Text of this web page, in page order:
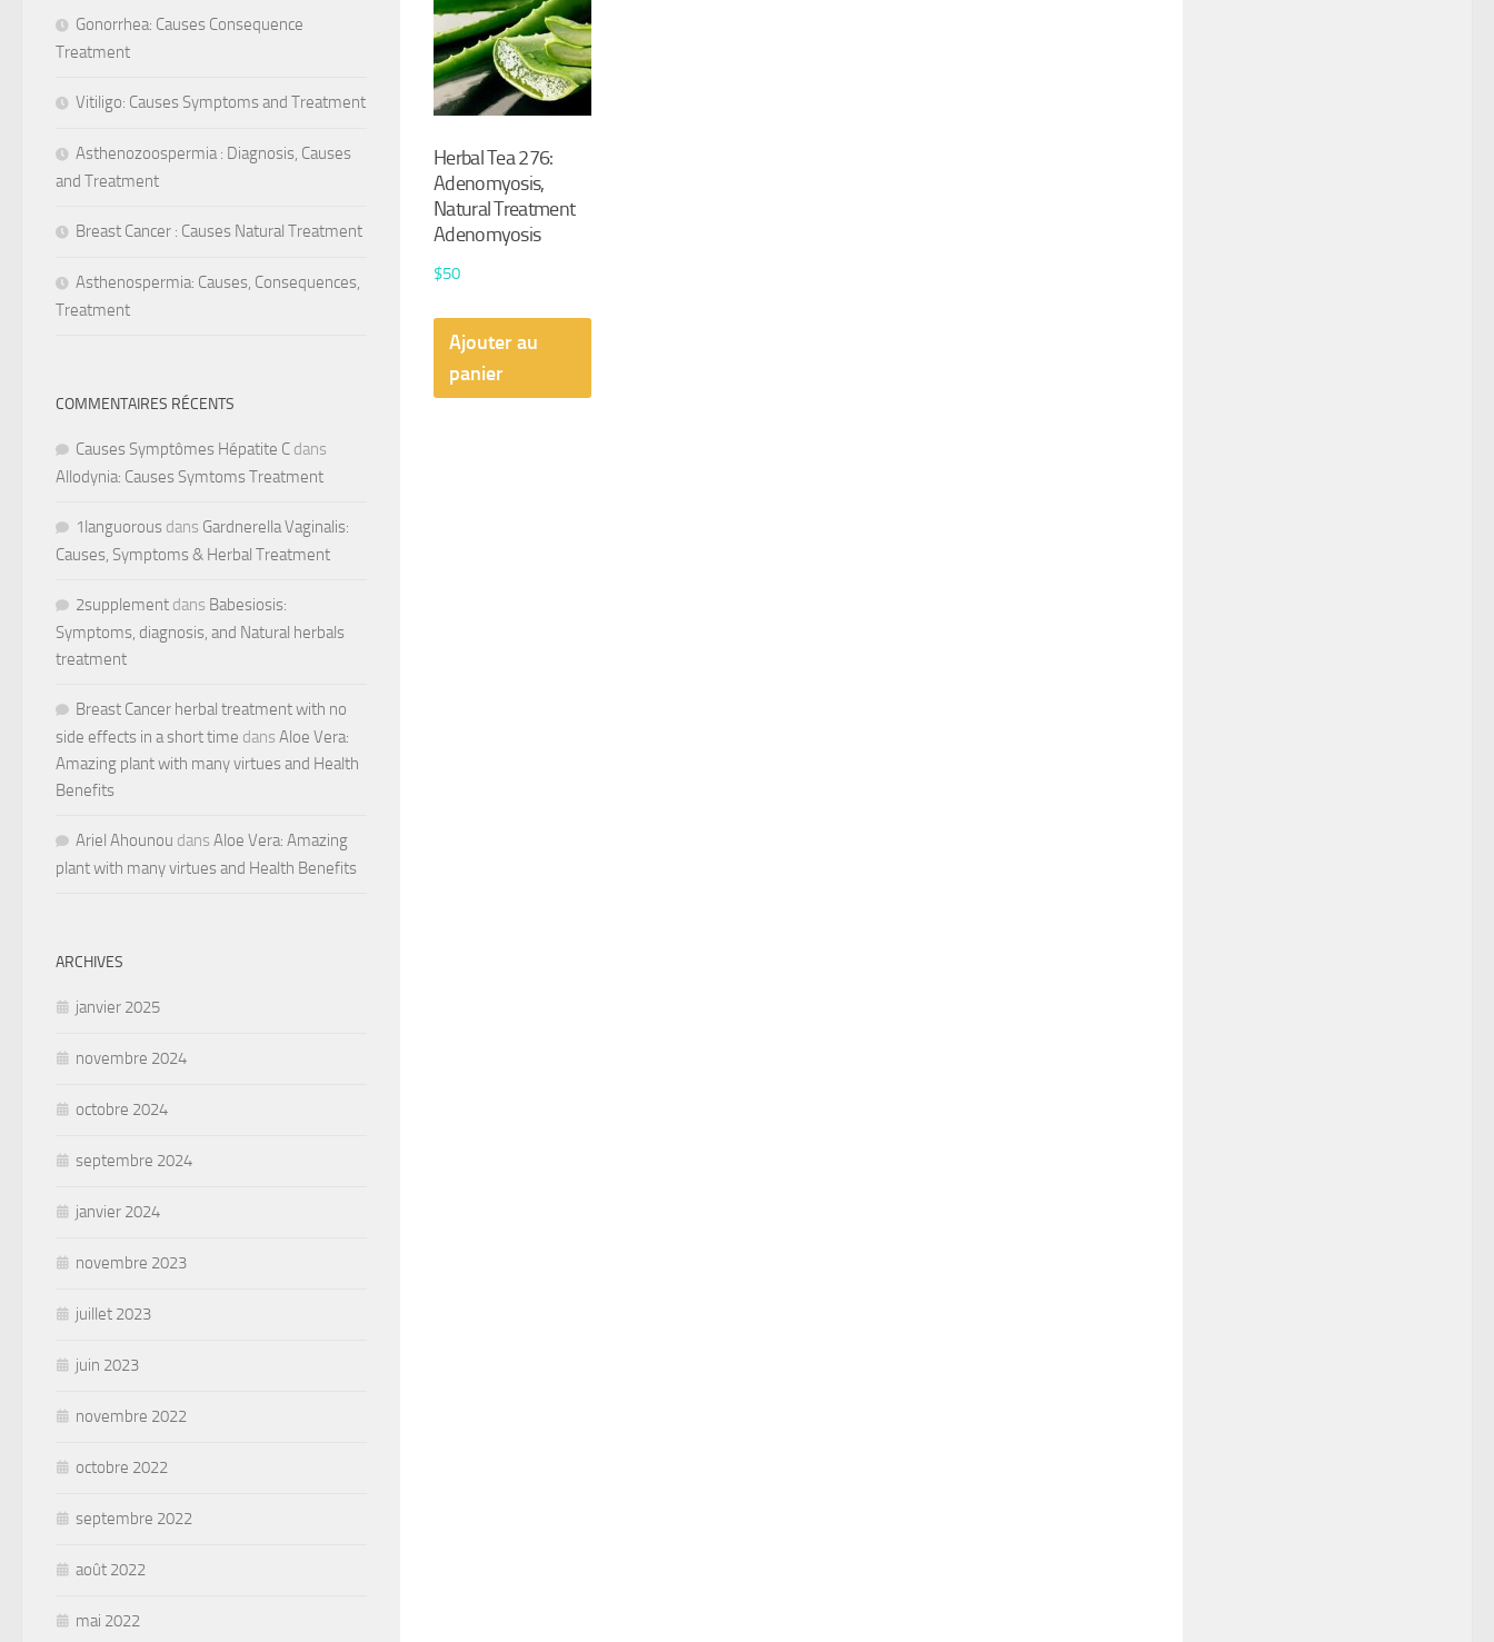
Herbal Tea 276:
Adenomyosis,
Natural Treatment
Adenomyosis
$50
Ajouter au
panier
Gonorrhea: Causes Consequence
Treatment
Vitiligo: Causes Symptoms and Treatment
Asthenozoospermia : Diagnosis, Causes
and Treatment
Breast Cancer : Causes Natural Treatment
Asthenospermia: Causes, Consequences,
Treatment
COMMENTAIRES RÉCENTS
Causes Symptômes Hépatite C dans
Allodynia: Causes Symtoms Treatment
1languorous dans Gardnerella Vaginalis:
Causes, Symptoms & Herbal Treatment
2supplement dans Babesiosis:
Symptoms, diagnosis, and Natural herbals
treatment
Breast Cancer herbal treatment with no
side effects in a short time dans Aloe Vera:
Amazing plant with many virtues and Health
Benefits
Ariel Ahounou dans Aloe Vera: Amazing
plant with many virtues and Health Benefits
ARCHIVES
janvier 2025
novembre 2024
octobre 2024
septembre 2024
janvier 2024
novembre 2023
juillet 2023
juin 2023
novembre 2022
octobre 2022
septembre 2022
août 2022
mai 2022